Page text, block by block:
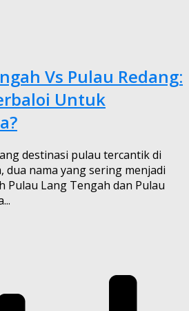
Vs Pulau Redang:
Untuk
destinasi pulau tercantik di
dua nama yang sering menjadi
Pulau Lang Tengah dan Pulau